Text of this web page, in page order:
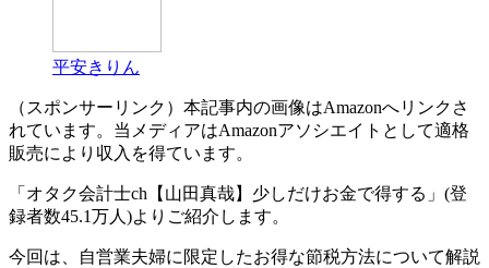
平安きりん
（スポンサーリンク）本記事内の画像はAmazonへリンクさ
れています。当メディアはAmazonアソシエイトとして適格
販売により収入を得ています。
「オタク会計士ch【山田真哉】少しだけお金で得する」(登
録者数45.1万人)よりご紹介します。
今回は、自営業夫婦に限定したお得な節税方法について解説